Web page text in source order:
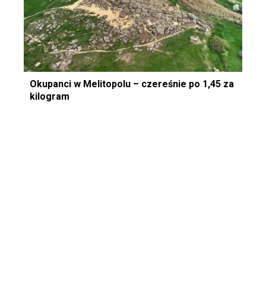
Okupanci w Melitopolu – czereśnie po 1,45 za
kilogram